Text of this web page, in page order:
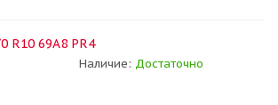
R10 69A8 PR4
Наличие: Достаточно